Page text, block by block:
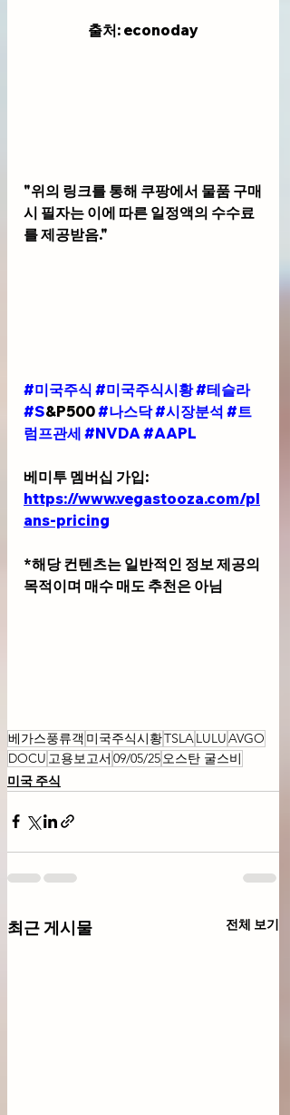
출처: econoday
"위의 링크를 통해 쿠팡에서 물품 구매
시 필자는 이에 따른 일정액의 수수료
를 제공받음."
#미국주식 #미국주식시황#테슬라
#S&P500 #나스닥#시장분석 #트
럼프관세 #NVDA #AAPL
베미투 멤버십 가입:
https://www.vegastooza.com/pl
ans-pricing
*해당 컨텐츠는 일반적인 정보 제공의
목적이며 매수 매도 추천은 아님
베가스풍류객 미국주식시황TSLALULUAVGO
DOCU 고용보고서 09/05/25오스탄 굴스비
미국 주식
최근 게시물 전체 보기